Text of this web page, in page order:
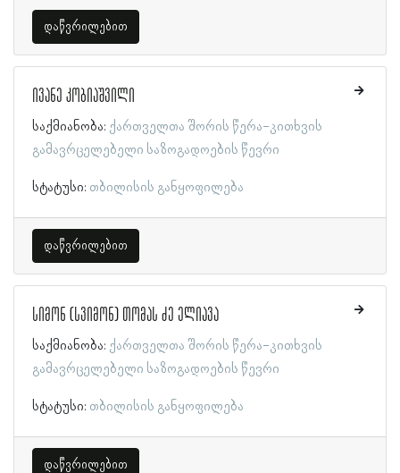
დაწვრილებით
ივანე კობიაშვილი
საქმიანობა: ქართველთა შორის წერა-კითხვის
გამავრცელებელი საზოგადოების წევრი
სტატუსი: თბილისის განყოფილება
დაწვრილებით
სიმონ (სვიმონ) თომას ძე ელიავა
საქმიანობა: ქართველთა შორის წერა-კითხვის
გამავრცელებელი საზოგადოების წევრი
სტატუსი: თბილისის განყოფილება
დაწვრილებით